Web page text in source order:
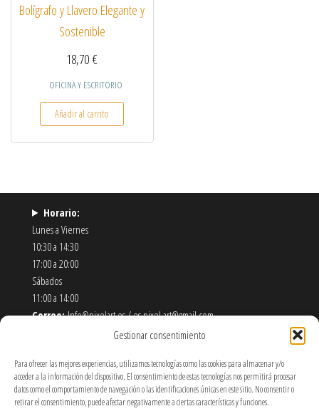
Gestionar consentimiento
Para ofrecer las mejores experiencias, utilizamos tecnologías como las cookies para almacenar y/o
acceder a la información del dispositivo. El consentimiento de estas tecnologías nos permitirá procesar
datos como el comportamiento de navegación o las identificaciones únicas en este sitio. No consentir o
retirar el consentimiento, puede afectar negativamente a ciertas características y funciones.
Bolígrafo y Llavero Elegante y
Sostenible
18,70€
OFICINA Y ESCRITORIO
Añadir al carrito
Horario:
Lunes a Viernes
10:30 a 14:30
17:00 a 20:00
Sábados
11:00 a 14:00
Correo:Info@pixelart.es / es.pixel.art@gmail.com
910 56 55 72
Móstoles-Madrid
Política de Envíos y Devoluciones